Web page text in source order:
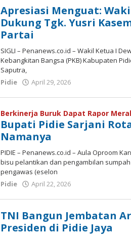
Apresiasi Menguat:
Dukung Tgk. Yusri
Partai
SIGLI – Penanews.co.id – Wakil Ketua I
Kebangkitan Bangsa (PKB) Kabupaten
Saputra,
Pidie
April 29, 2026
Musa
Berkinerja Buruk Dapat Rapor
Bupati Pidie Sarjani
Namanya
PIDIE – Penanews.co.id – Aula Oproom
bisu pelantikan dan pengambilan
pengawas (eselon
Pidie
April 22, 2026
TNI Bangun Jembatan
Presiden di Pidie Jaya